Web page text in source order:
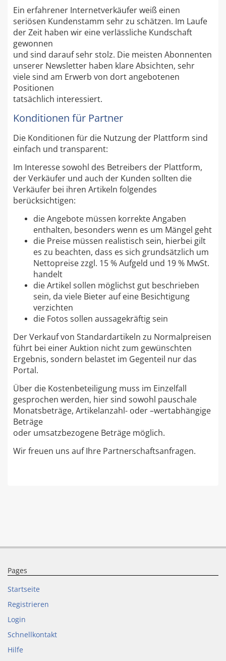
Ein erfahrener Internetverkäufer weiß einen
seriösen Kundenstamm sehr zu schätzen. Im Laufe
der Zeit haben wir eine verlässliche Kundschaft
gewonnen
und sind darauf sehr stolz. Die meisten Abonnenten
unserer Newsletter haben klare Absichten, sehr
viele sind am Erwerb von dort angebotenen
Positionen
tatsächlich interessiert.
Konditionen für Partner
Die Konditionen für die Nutzung der Plattform sind
einfach und transparent:
Im Interesse sowohl des Betreibers der Plattform,
der Verkäufer und auch der Kunden sollten die
Verkäufer bei ihren Artikeln folgendes
berücksichtigen:
die Angebote müssen korrekte Angaben
enthalten, besonders wenn es um Mängel geht
die Preise müssen realistisch sein, hierbei gilt
es zu beachten, dass es sich grundsätzlich um
Nettopreise zzgl. 15 % Aufgeld und 19 % MwSt.
handelt
die Artikel sollen möglichst gut beschrieben
sein, da viele Bieter auf eine Besichtigung
verzichten
die Fotos sollen aussagekräftig sein
Der Verkauf von Standardartikeln zu Normalpreisen
führt bei einer Auktion nicht zum gewünschten
Ergebnis, sondern belastet im Gegenteil nur das
Portal.
Über die Kostenbeteiligung muss im Einzelfall
gesprochen werden, hier sind sowohl pauschale
Monatsbeträge, Artikelanzahl- oder –wertabhängige
Beträge
oder umsatzbezogene Beträge möglich.
Wir freuen uns auf Ihre Partnerschaftsanfragen.
Pages
Startseite
Registrieren
Login
Schnellkontakt
Hilfe